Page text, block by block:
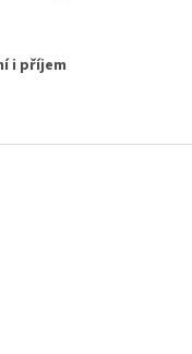
i příjem